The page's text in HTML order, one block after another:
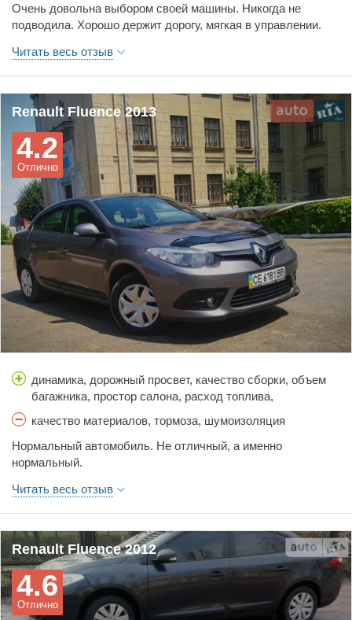
управляемость, цена
Очень довольна выбором своей машины. Никогда не
подводила. Хорошо держит дорогу, мягкая в управлении.
плохого сказать не могу.
Читать весь отзыв
Renault Fluence 2013
Отлично
4.2
динамика, дорожный просвет, качество сборки, объем
багажника, простор салона, расход топлива,
качество материалов, тормоза, шумоизоляция
Нормальный автомобиль. Не отличный, а именно
нормальный.
маркий. Расход топлива радует. Ремонт за адекватную
цену.
Читать весь отзыв
Renault Fluence 2012
Отлично
4.6